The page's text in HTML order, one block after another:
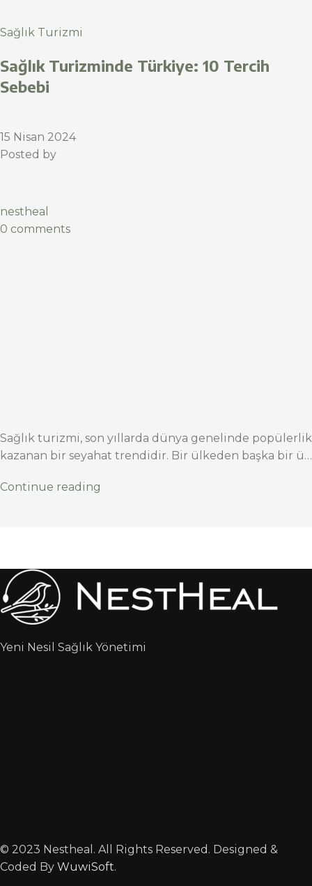
Sağlık Turizmi
Sağlık Turizminde Türkiye: 10 Tercih
Sebebi
15 Nisan 2024
Posted by
nestheal
0 comments
Sağlık turizmi, son yıllarda dünya genelinde popülerlik
kazanan bir seyahat trendidir. Bir ülkeden başka bir ü…
Continue reading
Yeni Nesil Sağlık Yönetimi
© 2023 Nestheal. All Rights Reserved. Designed &
Coded By WuwiSoft.